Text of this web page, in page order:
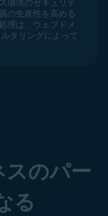
の生産性を高める
理は、ウェブドメ
タリングによって
のパー
る